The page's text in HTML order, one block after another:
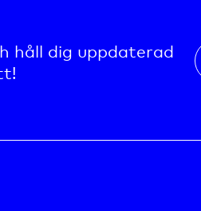
håll dig uppdaterad